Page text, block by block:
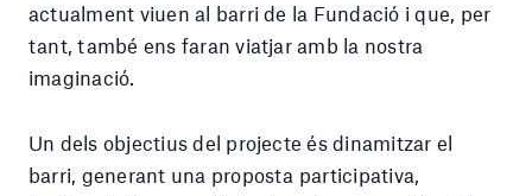
actualment viuen al barri de la Fundació i que, per
tant, també ens faran viatjar amb la nostra
imaginació.
Un dels objectius del projecte és dinamitzar el
barri, generant una proposta participativa,